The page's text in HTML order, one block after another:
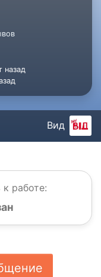
назад
Вид
к работе: